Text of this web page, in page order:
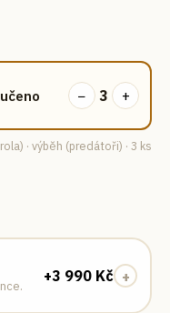
− 3 +
· výběh (predátoři) · 3 ks
+3 990 Kč +